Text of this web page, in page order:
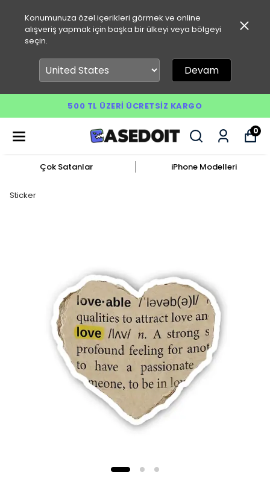
Konumunuza özel içerikleri görmek ve online
alışveriş yapmak için başka bir ülkeyi veya bölgeyi
seçin.
Devam
500 TL ÜZERI ÜCRETSIZ KARGO
0
Çok Satanlar iPhone Modelleri
Sticker